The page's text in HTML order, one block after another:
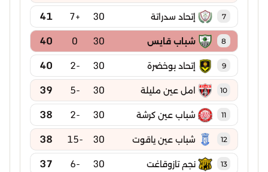
7 إتحاد سدراتة 30
+7
41
8 شباب قايس 30
0
40
9 إتحاد بوخضرة 30
-2
40
10 امل عين مليلة 30
-5
39
11 شباب عين كرشة 30
-2
38
12 شباب عين ياقوت 30
-15
38
13 نجم تازوقاغت 30
-6
37